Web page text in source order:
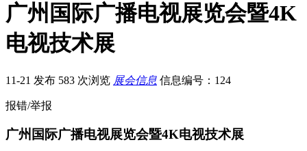
广州国际广播电视展览会暨4K
电视技术展
11-21 发布 583 次浏览 展会信息 信息编号：124
报错/举报
广州国际广播电视展览会暨4K电视技术展